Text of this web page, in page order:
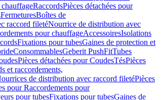
RaccordsPièces détachées pour
FermeturesBoîtes de
raccord filetéNourrice de distribution avec
pour chauffageAccessoiresIsolations
Fixations pour tubesGaines de protection et
ConsommablesGeberit PushFitTubes
Pièces détachées pour CoudesTésPièces
et raccordements,
de distribution avec raccord filetéPièces
pour Raccordements pour
pour tubesFixations pour tubesGaines de